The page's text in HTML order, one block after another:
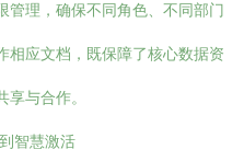
管理，确保不同角色、不同部门
相应文档，既保障了核心数据资
与合作。
智慧激活